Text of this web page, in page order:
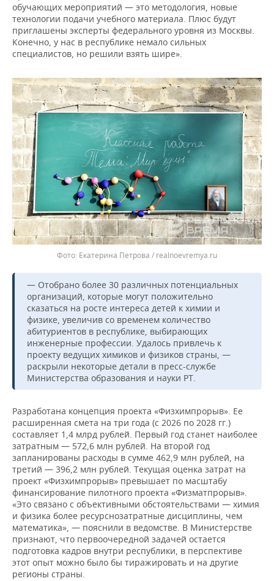
обучающих мероприятий — это методология, новые
технологии подачи учебного материала. Плюс будут
приглашены эксперты федерального уровня из Москвы.
Конечно, у нас в республике немало сильных
специалистов, но решили взять шире».
Екатерина Петрова / realnoevremya.ru
— Отобрано более 30 различных потенциальных
организаций, которые могут положительно
сказаться на росте интереса детей к химии и
физике, увеличив со временем количество
абитуриентов в республике, выбирающих
инженерные профессии. Удалось привлечь к
проекту ведущих химиков и физиков страны, —
раскрыли некоторые детали в пресс-службе
Министерства образования и науки РТ.
Разработана концепция проекта «Физхимпрорыв». Ее
расширенная смета на три года (с 2026 по 2028 гг.)
составляет 1,4 млрд рублей. Первый год станет наиболее
затратным — 572,6 млн рублей. На второй год
запланированы расходы в сумме 462,9 млн рублей, на
третий — 396,2 млн рублей. Текущая оценка затрат на
проект «Физхимпрорыв» превышает по масштабу
финансирование пилотного проекта «Физматпрорыв».
«Это связано с объективными обстоятельствами — химия
и физика более ресурснозатратные дисциплины, чем
математика», — пояснили в ведомстве. В Министерстве
признают, что первоочередной задачей остается
подготовка кадров внутри республики, в перспективе
этот опыт можно было бы тиражировать и на другие
регионы страны.